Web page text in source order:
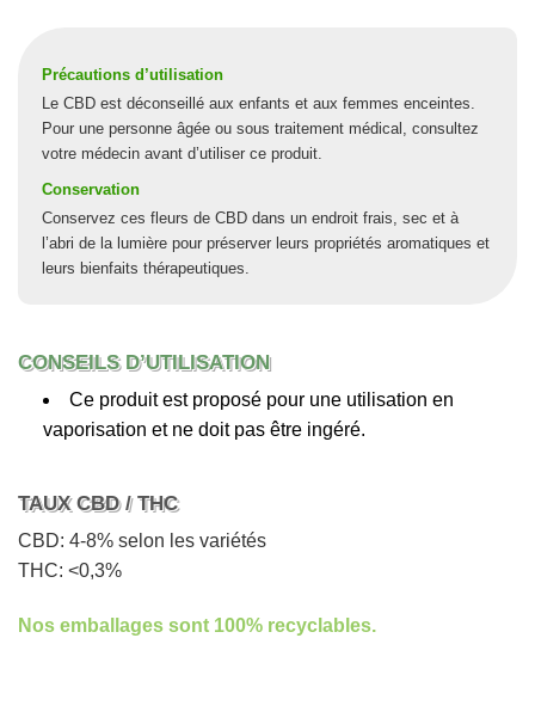
Précautions d’utilisation
Le CBD est déconseillé aux enfants et aux femmes enceintes.
Pour une personne âgée ou sous traitement médical, consultez
votre médecin avant d’utiliser ce produit.
Conservation
Conservez ces fleurs de CBD dans un endroit frais, sec et à
l’abri de la lumière pour préserver leurs propriétés aromatiques et
leurs bienfaits thérapeutiques.
CONSEILS D’UTILISATION
Ce produit est proposé pour une utilisation en
vaporisation et ne doit pas être ingéré.
TAUX CBD / THC
CBD: 4-8% selon les variétés
THC: <0,3%
Nos emballages sont 100% recyclables.